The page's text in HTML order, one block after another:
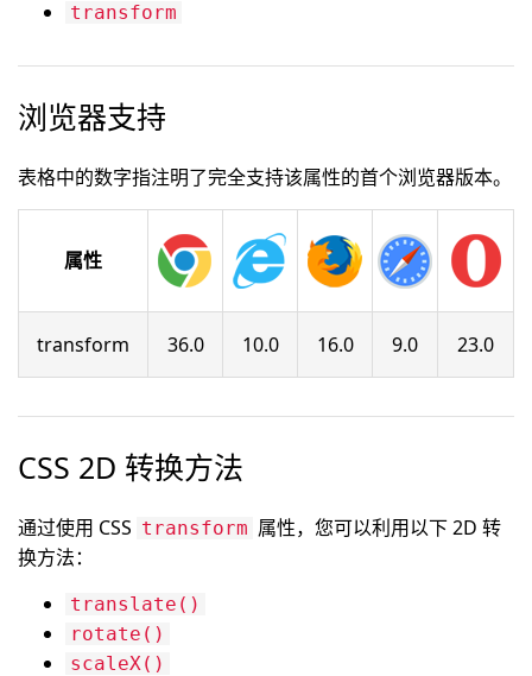
transform
浏览器支持
表格中的数字指注明了完全支持该属性的首个浏览器版本。
属性
transform 36.0 10.0 16.0 9.0 23.0
CSS 2D 转换方法
通过使用 CSS transform 属性，您可以利用以下 2D 转
换方法：
translate()
rotate()
scaleX()